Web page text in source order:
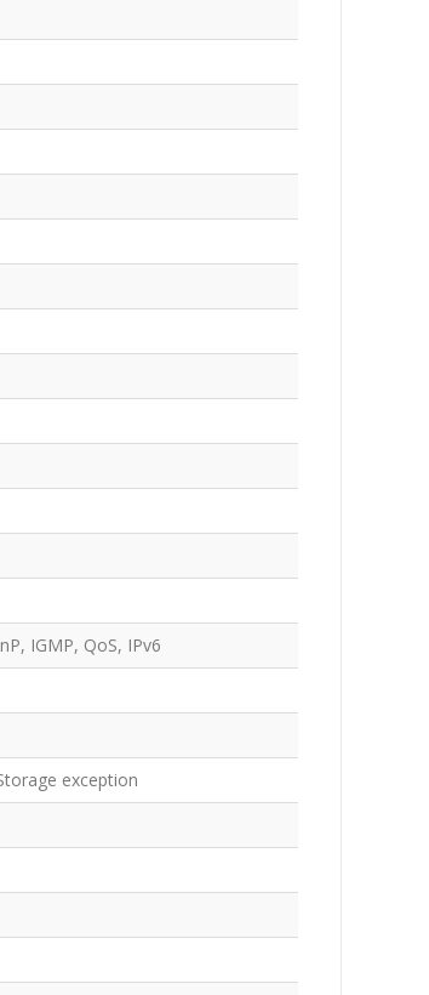
IGMP, QoS, IPv6
exception